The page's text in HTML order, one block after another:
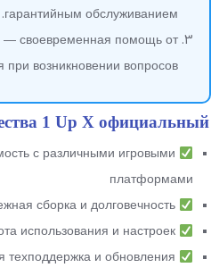
гарантийным обслуживанием.
— своевременная помощь от
при возникновении вопросов.
1 Up X официальный
с различными игровыми
платформами